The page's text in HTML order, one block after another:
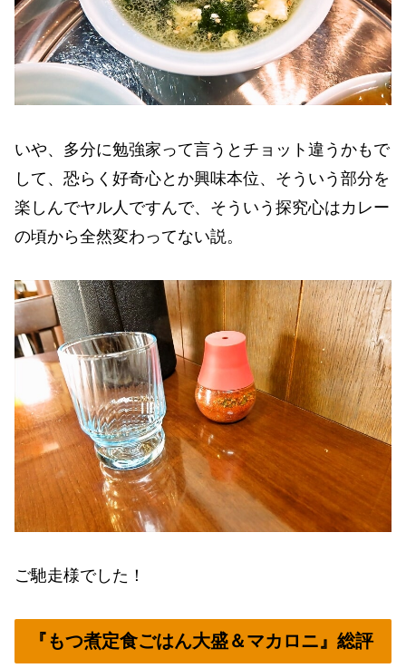
いや、多分に勉強家って言うとチョット違うかもで
して、恐らく好奇心とか興味本位、そういう部分を
楽しんでヤル人ですんで、そういう探究心はカレー
の頃から全然変わってない説。
ご馳走様でした！
『もつ煮定食ごはん大盛＆マカロニ』総評